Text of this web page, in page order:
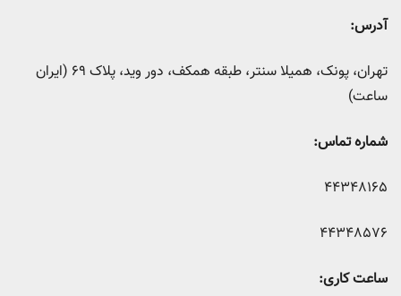
آدرس:
تهران، پونک، همیلا سنتر، طبقه همکف، دور وید، پلاک ۶۹ (ایران
ساعت)
شماره تماس:
44348165
44348576
ساعت کاری: